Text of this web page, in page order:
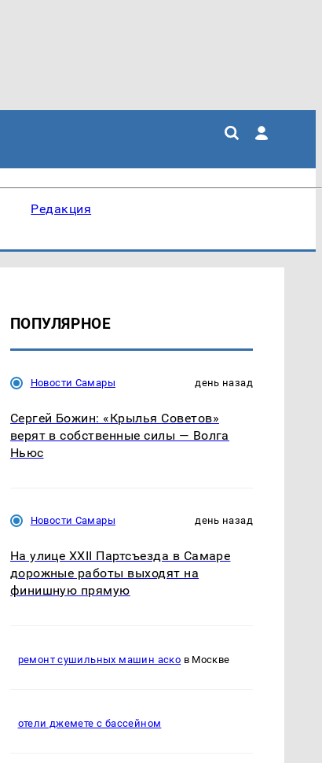
Редакция
ПОПУЛЯРНОЕ
Новости Самары день назад
Сергей Божин: «Крылья Советов»
верят в собственные силы — Волга
Ньюс
Новости Самары день назад
На улице XXII Партсъезда в Самаре
дорожные работы выходят на
финишную прямую
ремонт сушильных машин аско в Москве
отели джемете с бассейном